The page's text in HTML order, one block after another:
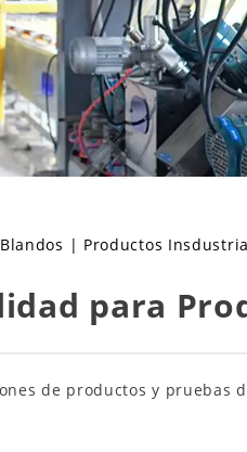
| Productos
para
de productos y